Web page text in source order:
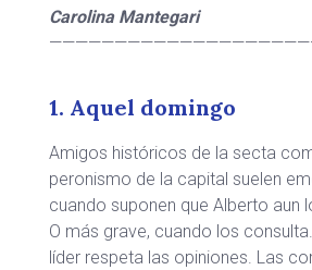
Carolina Mantegari
1. Aquel domingo
Amigos históricos de la secta
peronismo de la capital suelen
cuando suponen que Alberto aun
O más grave, cuando los
líder respeta las opiniones. Las